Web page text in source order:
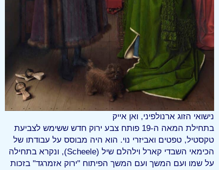
נישואי הזוג ארנולפיני, ואן אייק
בתחילת המאה ה-19 פותח צבע ירוק חדש ששימש לצביעת
טקסטיל, טפטים ואביזרי נוי. הוא היה מבוסס על עבודתו של
הכימאי השבדי קארל וילהלם שיל (Scheele), ונקרא בתחילה
על שמו ועם המשך ועם המשך הפיתוח "ירוק אזמרגד" בזכות